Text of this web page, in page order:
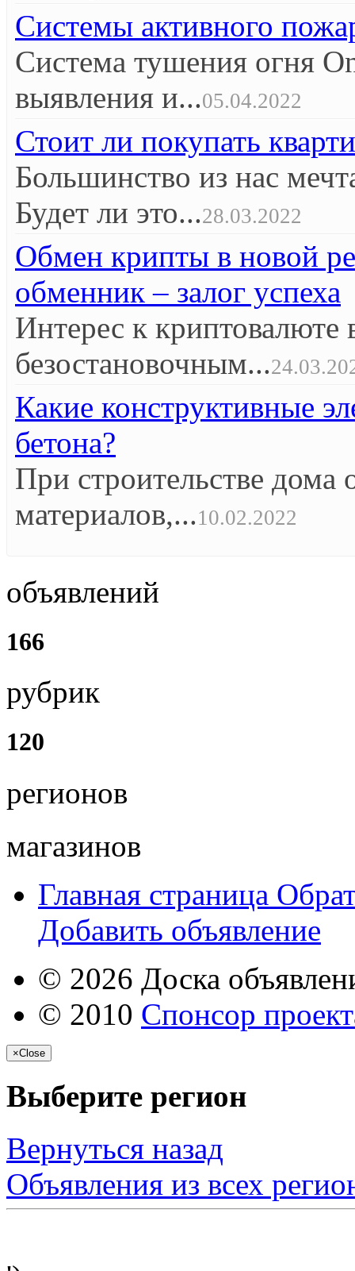
Системы активного
Система тушения огня
выявления и...05.04.2022
Стоит ли покупать
Большинство из нас
Будет ли это...28.03.2022
Обмен крипты в новой
обменник – залог успеха
Интерес к криптовалюте
безостановочным...
Какие конструктивные
бетона?
При строительстве
материалов,...10.02.2022
объявлений
166
рубрик
120
регионов
магазинов
Главная страница
Добавить объявление
© 2026 Доска
© 2010 Спонсор
×Close
Выберите регион
Вернуться назад
Объявления из всех